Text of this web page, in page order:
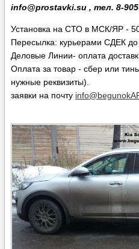
info@prostavki.su , тел. 8-
Установка на СТО в МСК/ЯР -
Пересылка: курьерами СДЕК
Деловые Линии- оплата
Оплата за товар - сбер или
нужные реквизиты).
заявки на почту